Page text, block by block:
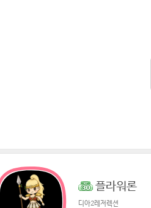
플라워론
디아2레저렉션